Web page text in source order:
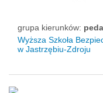
grupa kierunków:
Wyższa Szkoła
w Jastrzębiu-Zdroju